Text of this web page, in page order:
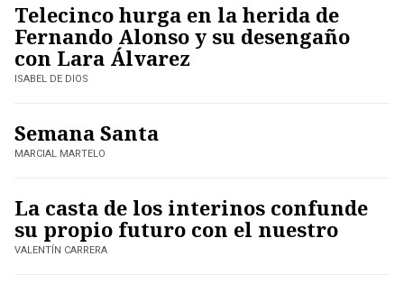
Telecinco hurga en la herida de
Fernando Alonso y su desengaño
con Lara Álvarez
ISABEL DE DIOS
Semana Santa
MARCIAL MARTELO
La casta de los interinos confunde
su propio futuro con el nuestro
VALENTÍN CARRERA